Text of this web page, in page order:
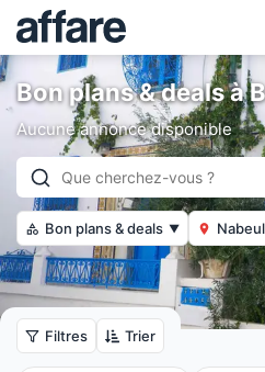
Bon plans & deals à
Aucune annonce disponible
Bon plans & deals ▼ Nabeul
Filtres Trier